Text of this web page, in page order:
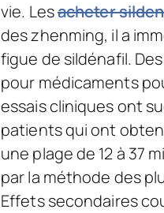
vie. Lesacheter
des zhenming, il a
figue de sildénafil.
pour médicaments
essais cliniques ont
patients qui ont
une plage de 12 à 37
par la méthode des
Effets secondaires